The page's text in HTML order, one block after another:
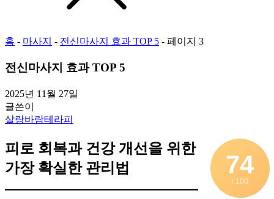
홈 - 마사지 - 전신마사지 효과 TOP 5 - 페이지 3
전신마사지 효과 TOP 5
2025년 11월 27일
글쓴이
살랑바람테라피
74
/ 100
피로 회복과 건강 개선을 위한
가장 확실한 관리법